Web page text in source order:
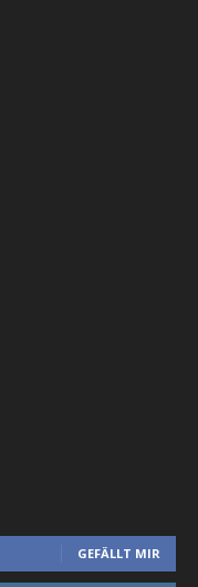
GEFÄLLT MIR